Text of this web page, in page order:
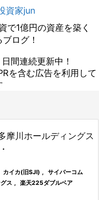
資家jun
で1億円の資産を築く
ログ！
間連続更新中！
を含む広告を利用して
摩川ホールディングス
カイカ(旧SJI) , サイバーコム
ス , 楽天225ダブルベア